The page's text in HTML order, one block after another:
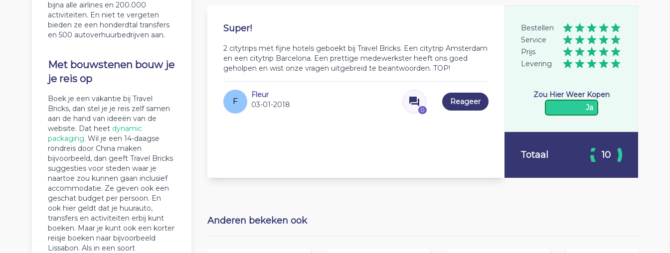
bijna alle airlines en 200.000
activiteiten. En niet te vergeten
bieden ze een honderdtal transfers
en 500 autoverhuurbedrijven aan.
Met bouwstenen bouw je
je reis op
Boek je een vakantie bij Travel
Bricks, dan stel je je reis zelf samen
aan de hand van ideeën van de
website. Dat heet dynamic
packaging. Wil je een 14-daagse
rondreis door China maken
bijvoorbeeld, dan geeft Travel Bricks
suggesties voor steden waar je
naartoe zou kunnen gaan inclusief
accommodatie. Ze geven ook een
geschat budget per persoon. En
ook hier geldt dat je huurauto,
transfers en activiteiten erbij kunt
boeken. Maar je kunt ook een korter
reisje boeken naar bijvoorbeeld
Lissabon. Als in een soort
Super!
2 citytrips met fijne hotels geboekt bij Travel Bricks. Een citytrip Amsterdam
en een citytrip Barcelona. Een prettige medewerkster heeft ons goed
geholpen en wist onze vragen uitgebreid te beantwoorden. TOP!
F
Fleur
03-01-2018
0
Reageer
Bestellen
Service
Prijs
Levering
Zou Hier Weer Kopen
Ja
Totaal 10
Anderen bekeken ook